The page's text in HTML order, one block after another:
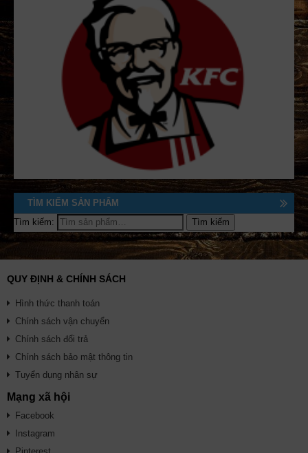
TÌM KIẾM SẢN PHẨM
Tìm kiếm:
QUY ĐỊNH & CHÍNH SÁCH
Hình thức thanh toán
Chính sách vận chuyển
Chính sách đổi trả
Chính sách bảo mật thông tin
Tuyển dụng nhân sự
Mạng xã hội
Facebook
Instagram